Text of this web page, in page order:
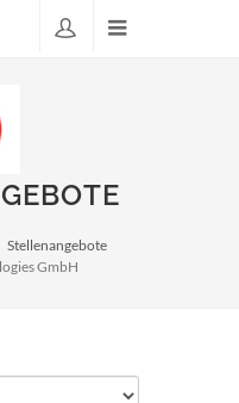
Stellenangebote
GmbH